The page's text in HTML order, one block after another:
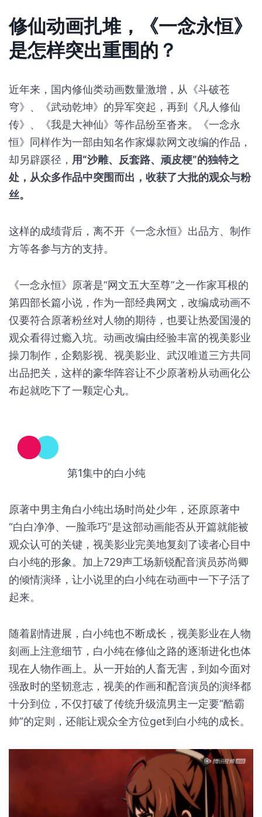
这种多元的反套路称之为“养成式反套路”，在沉迷
“反套路”的追番过程中彻底成为《一念永恒》的追随
修仙动画扎堆，《一念永恒》
是怎样突出重围的？
近年来，国内修仙类动画数量激增，从《斗破苍
穹》、《武动乾坤》的异军突起，再到《凡人修仙
传》、《我是大神仙》等作品纷至沓来。《一念永
却另辟蹊径，用“沙雕、反套路、顽皮梗”的独特之
处，从众多作品中突围而出，收获了大批的观众与粉
这样的成绩背后，离不开《一念永恒》出品方、制作
方等各参与方的支持。
《一念永恒》原著是“网文五大至尊”之一作家耳根的
第四部长篇小说，作为一部经典网文，改编成动画不
仅要符合原著粉丝对人物的期待，也要让热爱国漫的
操刀制作，企鹅影视、视美影业、武汉唯道三方共同
出品把关，这样的豪华阵容让不少原著粉从动画化公
布起就吃下了一颗定心丸。
第1集中的白小纯
原著中男主角白小纯出场时尚处少年，还原原著中
“白白净净、一脸乖巧”是这部动画能否从开篇就能被
白小纯的形象。加上729声工场新锐配音演员苏尚卿
的倾情演绎，让小说里的白小纯在动画中一下子活了
起来。
随着剧情进展，白小纯也不断成长，视美影业在人物
刻画上注意细节，白小纯在修仙之路的逐渐进化也体
现在人物作画上。从一开始的人畜无害，到如今面对
强敌时的坚韧意志，视美的作画和配音演员的演绎都
十分到位，不仅打破了传统升级流男主一定要“酷霸
帅”的定则，还能让观众全方位get到白小纯的成长。